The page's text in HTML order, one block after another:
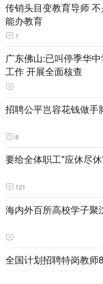
传销头目变教育导师
能办教育
1
广东佛山:已叫停季华
工作 开展全面核查
招聘公平岂容花钱做手
8
要给全体职工"应休尽
121
海内外百所高校学子聚
全国计划招聘特岗教师